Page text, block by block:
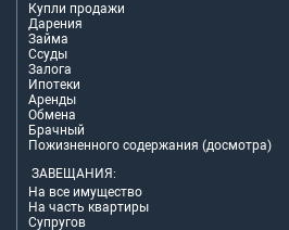
Купли продажи
Дарения
Займа
Ссуды
Залога
Ипотеки
Аренды
Обмена
Брачный
Пожизненного содержания (досмотра)
ЗАВЕЩАНИЯ:
На все имущество
На часть квартиры
Супругов